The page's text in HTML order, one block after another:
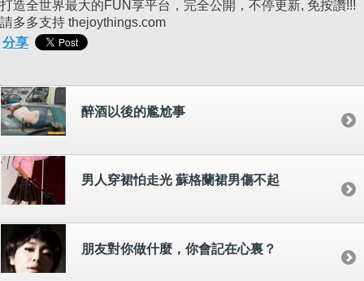
打造全世界最大的FUN享平台，完全公開，不停更新, 免按讚!!!
請多多支持 thejoythings.com
分享
醉酒以後的尷尬事
男人穿裙怕走光 蘇格蘭裙男傷不起
朋友對你做什麼，你會記在心裏？